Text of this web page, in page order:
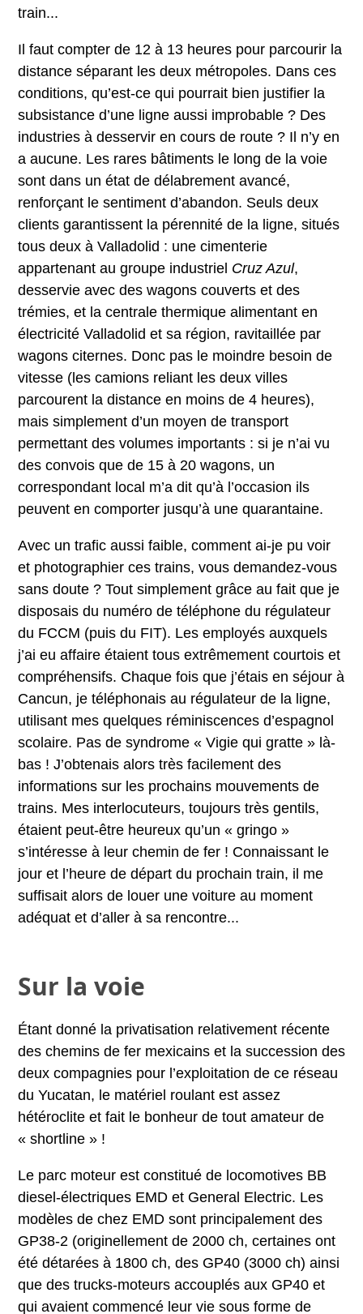
train...
Il faut compter de 12 à 13 heures pour parcourir la
distance séparant les deux métropoles. Dans ces
conditions, qu’est-ce qui pourrait bien justifier la
subsistance d’une ligne aussi improbable ? Des
industries à desservir en cours de route ? Il n’y en
a aucune. Les rares bâtiments le long de la voie
sont dans un état de délabrement avancé,
renforçant le sentiment d’abandon. Seuls deux
clients garantissent la pérennité de la ligne, situés
tous deux à Valladolid : une cimenterie
appartenant au groupe industriel Cruz Azul,
desservie avec des wagons couverts et des
trémies, et la centrale thermique alimentant en
électricité Valladolid et sa région, ravitaillée par
wagons citernes. Donc pas le moindre besoin de
vitesse (les camions reliant les deux villes
parcourent la distance en moins de 4 heures),
mais simplement d’un moyen de transport
permettant des volumes importants : si je n’ai vu
des convois que de 15 à 20 wagons, un
correspondant local m’a dit qu’à l’occasion ils
peuvent en comporter jusqu’à une quarantaine.
Avec un trafic aussi faible, comment ai-je pu voir
et photographier ces trains, vous demandez-vous
sans doute ? Tout simplement grâce au fait que je
disposais du numéro de téléphone du régulateur
du FCCM (puis du FIT). Les employés auxquels
j’ai eu affaire étaient tous extrêmement courtois et
compréhensifs. Chaque fois que j’étais en séjour à
Cancun, je téléphonais au régulateur de la ligne,
utilisant mes quelques réminiscences d’espagnol
scolaire. Pas de syndrome « Vigie qui gratte » là-
bas ! J’obtenais alors très facilement des
informations sur les prochains mouvements de
trains. Mes interlocuteurs, toujours très gentils,
étaient peut-être heureux qu’un « gringo »
s’intéresse à leur chemin de fer ! Connaissant le
jour et l’heure de départ du prochain train, il me
suffisait alors de louer une voiture au moment
adéquat et d’aller à sa rencontre...
Sur la voie
Étant donné la privatisation relativement récente
des chemins de fer mexicains et la succession des
deux compagnies pour l’exploitation de ce réseau
du Yucatan, le matériel roulant est assez
hétéroclite et fait le bonheur de tout amateur de
« shortline » !
Le parc moteur est constitué de locomotives BB
diesel-électriques EMD et General Electric. Les
modèles de chez EMD sont principalement des
GP38-2 (originellement de 2000 ch, certaines ont
été détarées à 1800 ch, des GP40 (3000 ch) ainsi
que des trucks-moteurs accouplés aux GP40 et
qui avaient commencé leur vie sous forme de